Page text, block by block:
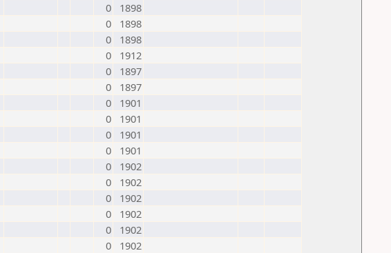
0
1898
0
1898
0
1898
0
1912
0
1897
0
1897
0
1901
0
1901
0
1901
0
1901
0
1902
0
1902
0
1902
0
1902
0
1902
0
1902